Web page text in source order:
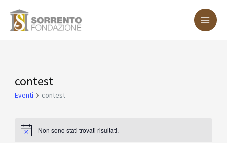
contest
Eventi contest
Eventi
Notice Non sono stati trovati risultati.